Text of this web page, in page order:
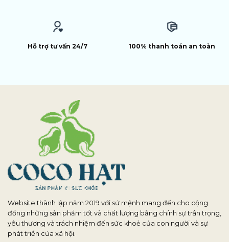
Hỗ trợ tư vấn 24/7 100% thanh toán an toàn
Website thành lập năm 2019 với sứ mệnh mang đến cho cộng
đồng những sản phẩm tốt và chất lượng bằng chính sự trân trọng,
yêu thương và trách nhiệm đến sức khoẻ của con người và sự
phát triển của xã hội.